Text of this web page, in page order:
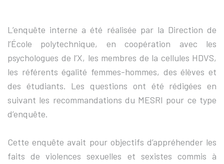
L’enquête interne a été réalisée par la Direction de
l’École polytechnique, en coopération avec les
psychologues de l’X, les membres de la cellules HDVS,
les référents égalité femmes-hommes, des élèves et
des étudiants. Les questions ont été rédigées en
suivant les recommandations du MESRI pour ce type
d’enquête.
Cette enquête avait pour objectifs d’appréhender les
faits de violences sexuelles et sexistes commis à